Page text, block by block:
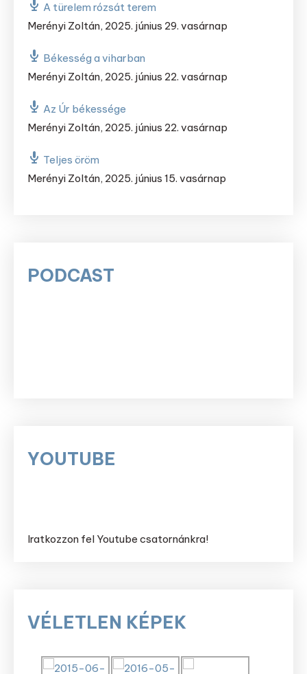
A türelem rózsát terem
Merényi Zoltán, 2025. június 29. vasárnap
Békesség a viharban
Merényi Zoltán, 2025. június 22. vasárnap
Az Úr békessége
Merényi Zoltán, 2025. június 22. vasárnap
Teljes öröm
Merényi Zoltán, 2025. június 15. vasárnap
PODCAST
YOUTUBE
Iratkozzon fel Youtube csatornánkra!
VÉLETLEN KÉPEK